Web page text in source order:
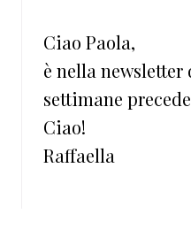
Ciao Paola,
è nella
settimane
Ciao!
Raffaella